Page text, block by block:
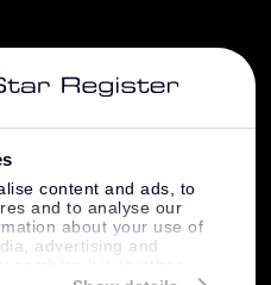
content and ads, to
and to analyse our
about your use of
advertising and